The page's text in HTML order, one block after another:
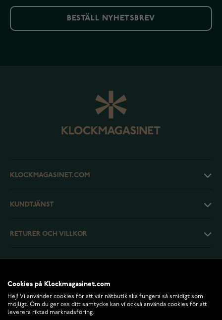
BESTÄLL NYHETSBREV
KLOCKMAGASINET.COM
KUNDTJÄNST
RETURER OCH VILLKOR
Cookies på Klockmagasinet.com
Hej! Vi använder cookies för att vår nätbutik ska fungera så smidigt som
möjligt. Om du ger oss ditt samtycke kan vi också använda cookies för att
leverera riktad marknadsföring.